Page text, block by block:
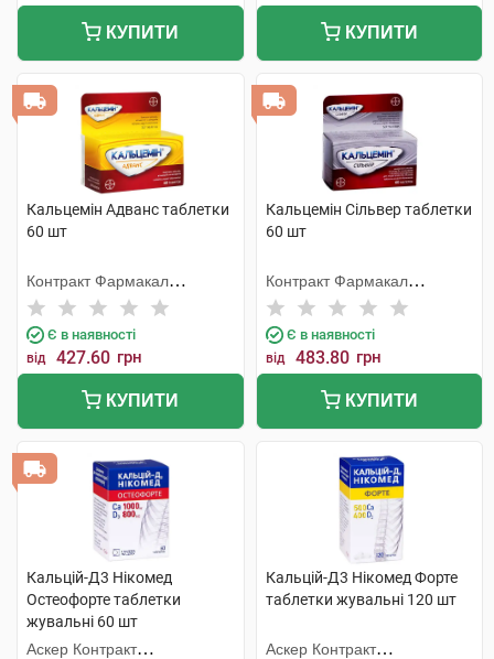
КУПИТИ КУПИТИ
Кальцемін Адванс таблетки
60 шт
Контракт Фармакал
Корпорейшн
Є в наявності
від 427.60 грн
КУПИТИ
Кальцемін Сільвер таблетки
60 шт
Контракт Фармакал
Корпорейшн
Є в наявності
від 483.80 грн
КУПИТИ
Кальцій-Д3 Нікомед
Остеофорте таблетки
жувальні 60 шт
Аскер Контракт
Кальцій-Д3 Нікомед Форте
таблетки жувальні 120 шт
Аскер Контракт